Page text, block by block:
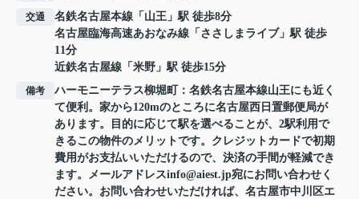
交通 名鉄名古屋本線 「 山王 」駅 徒歩8分
名古屋臨海高速あおなみ線 「 ささしまライブ 」駅 徒歩
11分
近鉄名古屋線 「 米野 」駅 徒歩15分
備考
ハーモニーテラス柳堀町：名鉄名古屋本線山王にも近く
て便利。家から120mのところに名古屋西日置郵便局が
あります。目的に応じて駅を選べることが、2駅利用で
きるこの物件のメリットです。クレジットカードで初期
費用がお支払いいただけるので、決済の手間が軽減でき
ます。メールアドレスinfo@aiest.jp宛にお問い合わせく
ださい。お問い合わせいただければ、名古屋市中川区エ